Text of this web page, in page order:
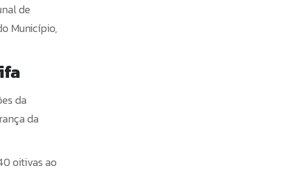
de
Município,
da
da
oitivas ao